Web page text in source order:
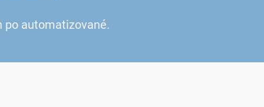
automatizované.